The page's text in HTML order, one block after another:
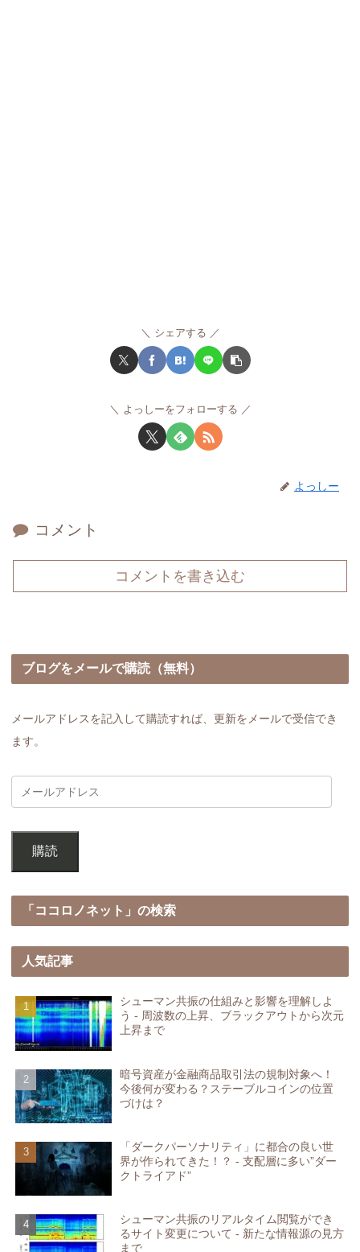
シェアする
よっしーをフォローする
よっしー
コメント
コメントを書き込む
ブログをメールで購読（無料）
メールアドレスを記入して購読すれば、更新をメールで受信でき
ます。
購読
「ココロノネット」の検索
人気記事
シューマン共振の仕組みと影響を理解しよ
う - 周波数の上昇、ブラックアウトから次元
上昇まで
暗号資産が金融商品取引法の規制対象へ！
今後何が変わる？ステーブルコインの位置
づけは？
「ダークパーソナリティ」に都合の良い世
界が作られてきた！？ - 支配層に多い”ダー
クトライアド”
シューマン共振のリアルタイム閲覧ができ
るサイト変更について - 新たな情報源の見方
まで